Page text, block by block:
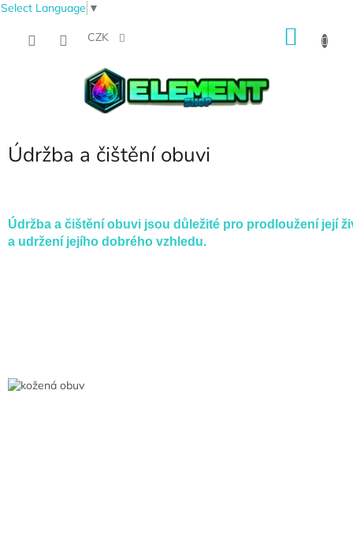
Select Language ▼
CZK
Údržba a čištění obuvi
Údržba a čištění obuvi jsou důležité pro prodloužení její
a udržení jejího dobrého vzhledu.